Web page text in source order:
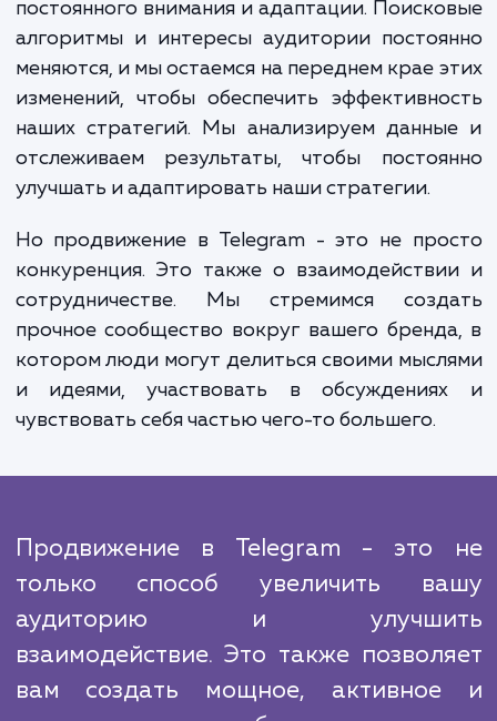
канала для поисковых систем и многое
Достижение преимуществ от нашей
продвижения в Telegram может быть
разнообразным. Вы можете
значительный прирост
приводит к увеличению продаж,
бренда и расширению рынка.
Работа по продвижению в Telegram
постоянного внимания и адаптации.
алгоритмы и интересы аудитории
меняются, и мы остаемся на переднем крае
изменений, чтобы обеспечить
отслеживаем результаты, чтобы
улучшать и адаптировать наши стратегии.
Но продвижение в Telegram - это не
конкуренция. Это также о
сотрудничестве. Мы стремимся